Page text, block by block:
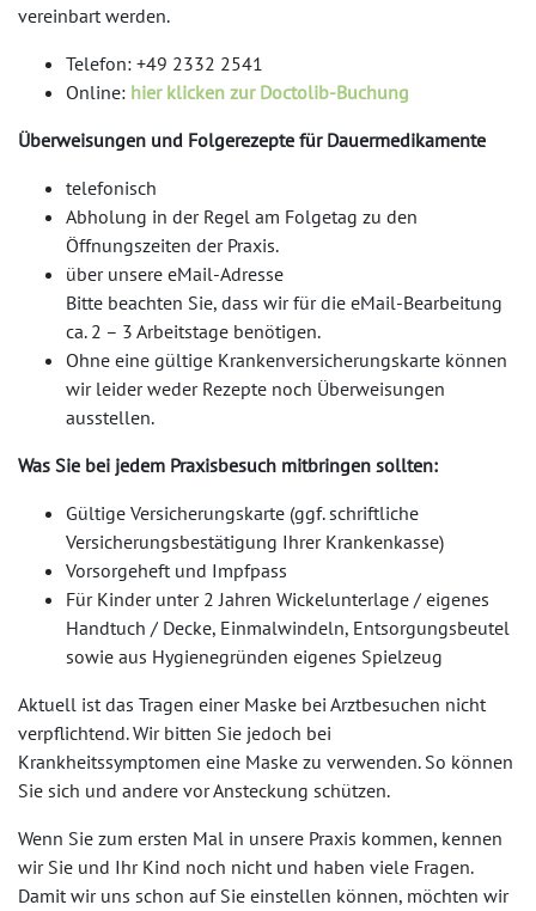
vereinbart werden.
Telefon: +49 2332 2541
Online: hier klicken zur Doctolib-Buchung
Überweisungen und Folgerezepte für Dauermedikamente
telefonisch
Abholung in der Regel am Folgetag zu den
Öffnungszeiten der Praxis.
über unsere eMail-Adresse
Bitte beachten Sie, dass wir für die eMail-Bearbeitung
ca. 2 – 3 Arbeitstage benötigen.
Ohne eine gültige Krankenversicherungskarte können
wir leider weder Rezepte noch Überweisungen
ausstellen.
Was Sie bei jedem Praxisbesuch mitbringen sollten:
Gültige Versicherungskarte (ggf. schriftliche
Versicherungsbestätigung Ihrer Krankenkasse)
Vorsorgeheft und Impfpass
Für Kinder unter 2 Jahren Wickelunterlage / eigenes
Handtuch / Decke, Einmalwindeln, Entsorgungsbeutel
sowie aus Hygienegründen eigenes Spielzeug
Aktuell ist das Tragen einer Maske bei Arztbesuchen nicht
verpflichtend. Wir bitten Sie jedoch bei
Krankheitssymptomen eine Maske zu verwenden. So können
Sie sich und andere vor Ansteckung schützen.
Wenn Sie zum ersten Mal in unsere Praxis kommen, kennen
wir Sie und Ihr Kind noch nicht und haben viele Fragen.
Damit wir uns schon auf Sie einstellen können, möchten wir